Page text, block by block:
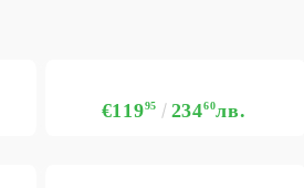
€11995 23460лв.